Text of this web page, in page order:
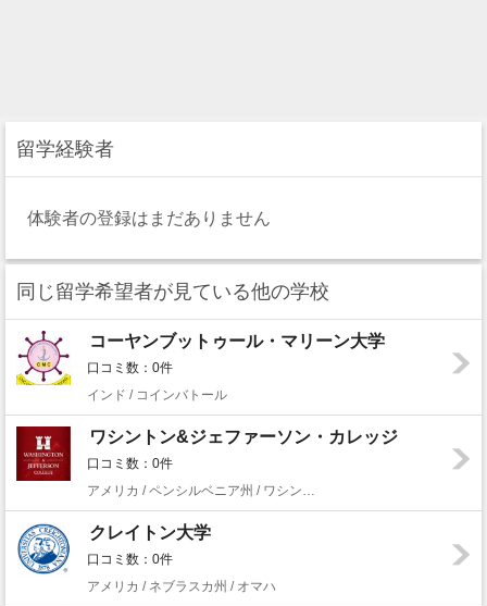
留学経験者
体験者の登録はまだありません
同じ留学希望者が見ている他の学校
コーヤンブットゥール・マリーン大学
口コミ数：0件
インド / コインバトール
ワシントン&ジェファーソン・カレッジ
口コミ数：0件
クレイトン大学
口コミ数：0件
アメリカ / ネブラスカ州 / オマハ